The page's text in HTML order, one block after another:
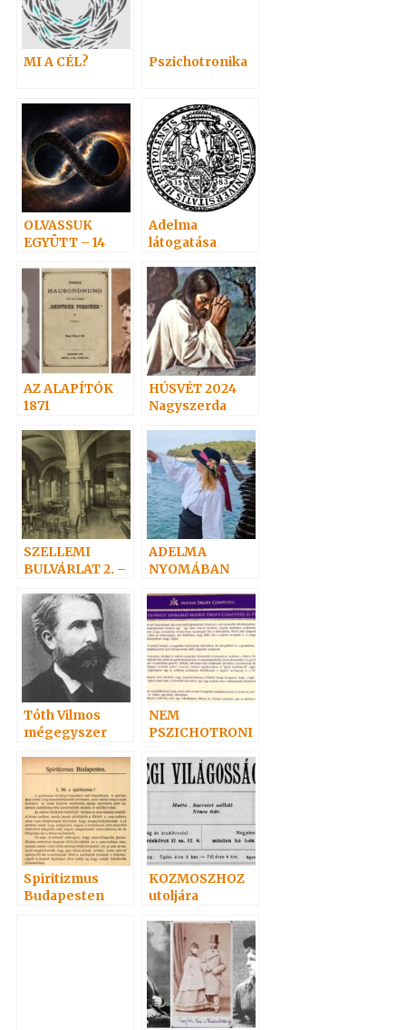
MI A CÉL? Pszichotronika
OLVASSUK
EGYÜTT – 14
Adelma
látogatása
Hoffmann
látogatása
Adelmánál…
AZ ALAPÍTÓK
1871
HÚSVÉT 2024
Nagyszerda
SZELLEMI
BULVÁRLAT 2. –
ADELMA
NYOMÁBAN
Tóth Vilmos
mégegyszer
NEM
PSZICHOTRONI
Spiritizmus
Budapesten
KOZMOSZHOZ
utoljára